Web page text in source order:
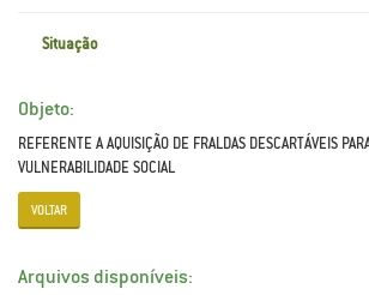
Situação
Objeto:
REFERENTE A AQUISIÇÃO DE FRALDAS DESCARTÁVEIS
VULNERABILIDADE SOCIAL
VOLTAR
Arquivos disponíveis: